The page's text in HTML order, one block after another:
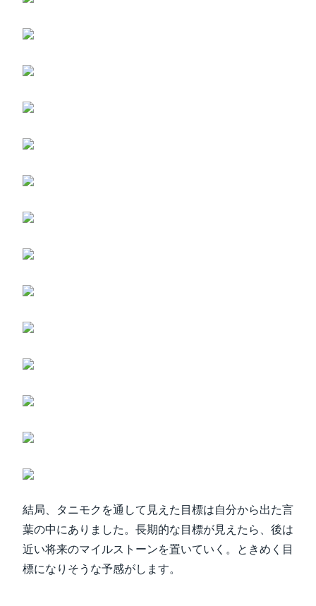
結局、タニモクを通して見えた目標は自分から出た言
葉の中にありました。長期的な目標が見えたら、後は
近い将来のマイルストーンを置いていく。ときめく目
標になりそうな予感がします。